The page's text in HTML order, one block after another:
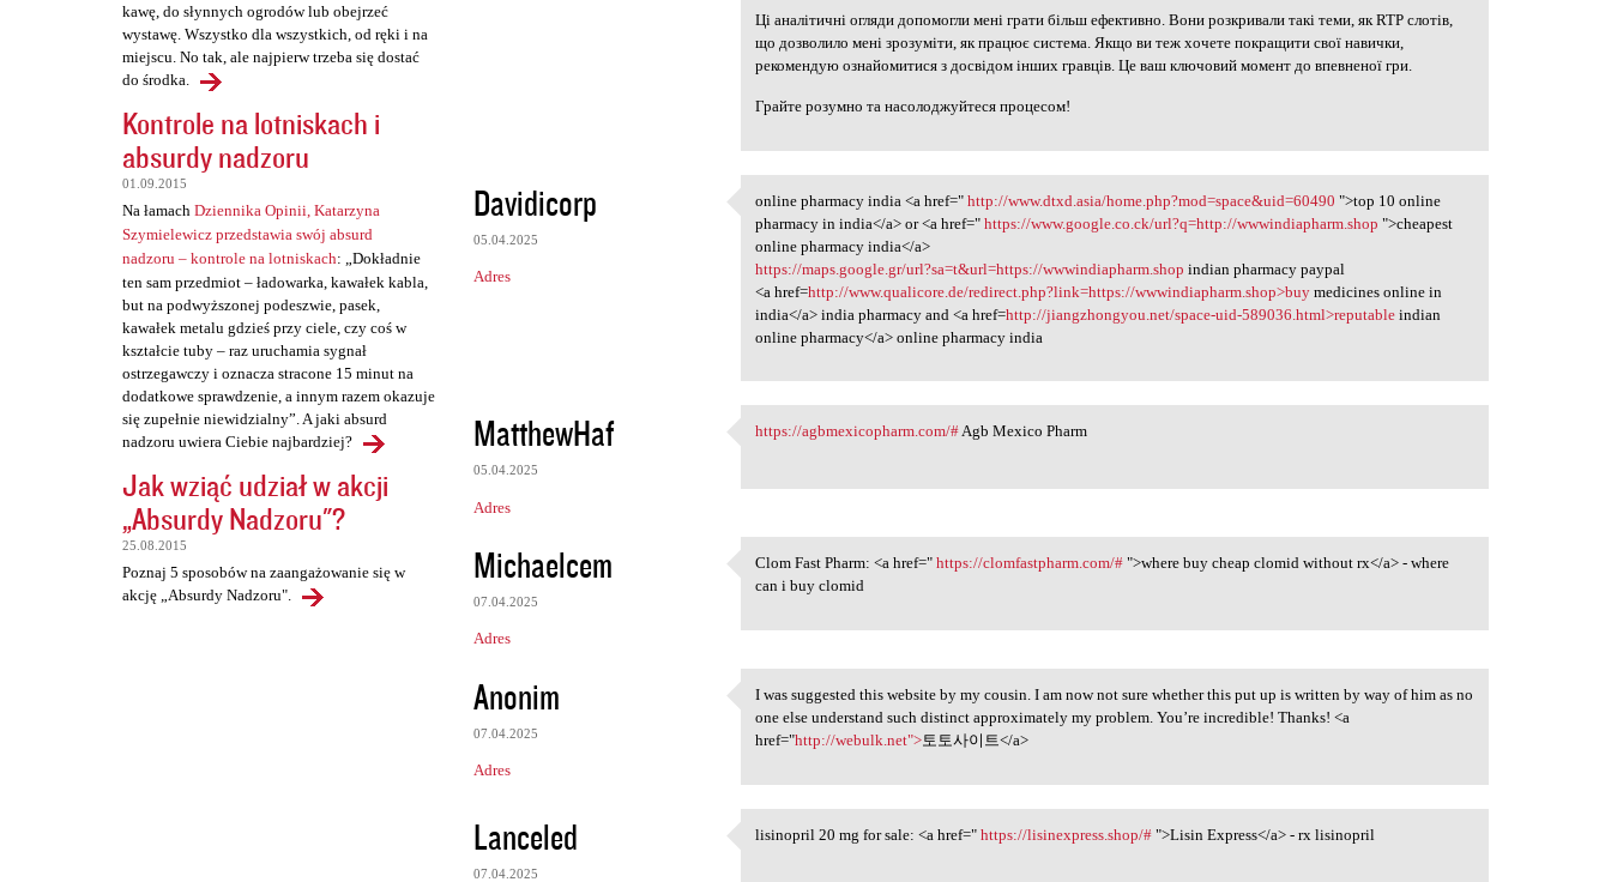
kawę, do słynnych ogrodów lub obejrzeć
wystawę. Wszystko dla wszystkich, od ręki i na
miejscu. No tak, ale najpierw trzeba się dostać
do środka.
Kontrole na lotniskach i
absurdy nadzoru
01.09.2015
Na łamach Dziennika Opinii, Katarzyna
Szymielewicz przedstawia swój absurd
nadzoru – kontrole na lotniskach: „Dokładnie
ten sam przedmiot – ładowarka, kawałek kabla,
but na podwyższonej podeszwie, pasek,
kawałek metalu gdzieś przy ciele, czy coś w
kształcie tuby – raz uruchamia sygnał
ostrzegawczy i oznacza stracone 15 minut na
dodatkowe sprawdzenie, a innym razem okazuje
się zupełnie niewidzialny”. A jaki absurd
nadzoru uwiera Ciebie najbardziej?
Jak wziąć udział w akcji
„Absurdy Nadzoru"?
25.08.2015
Poznaj 5 sposobów na zaangażowanie się w
akcję „Absurdy Nadzoru".
Ці аналітичні огляди допомогли мені грати більш ефективно. Вони розкривали такі теми, як RTP слотів,
що дозволило мені зрозуміти, як працює система. Якщо ви теж хочете покращити свої навички,
рекомендую ознайомитися з досвідом інших гравців. Це ваш ключовий момент до впевненої гри.
Грайте розумно та насолоджуйтеся процесом!
Davidicorp
05.04.2025
Adres
online pharmacy india <a href
online pharmacy india <a href="http://www.dtxd.asia/home.php?mod=space&uid=60490 ">top 10 online
pharmacy in india</a> or <a href="https://www.google.co.ck/url?q=http://wwwindiapharm.shop ">cheapest
online pharmacy india</a>
https://maps.google.gr/url?sa=t&url=https://wwwindiapharm.shop indian pharmacy paypal
<a href=http://www.qualicore.de/redirect.php?link=https://wwwindiapharm.shop>buy medicines online in
india</a> india pharmacy and <a href=http://jiangzhongyou.net/space-uid-589036.html>reputable indian
online pharmacy</a> online pharmacy india
MatthewHaf
05.04.2025
Adres
https://agbmexicopharm.com/#
https://agbmexicopharm.com/#Agb Mexico Pharm
Michaelcem
07.04.2025
Adres
Clom Fast Pharm: <a href="
Clom Fast Pharm: <a href="https://clomfastpharm.com/# ">where buy cheap clomid without rx</a> - where
can i buy clomid
Anonim
07.04.2025
Adres
I was suggested this website
I was suggested this website by my cousin. I am now not sure whether this put up is written by way of him as no
one else understand such distinct approximately my problem. You’re incredible! Thanks! <a
href="http://webulk.net">토토사이트</a>
Lanceled
07.04.2025
lisinopril 20 mg for sale: <a
lisinopril 20 mg for sale: <a href="https://lisinexpress.shop/# ">Lisin Express</a> - rx lisinopril